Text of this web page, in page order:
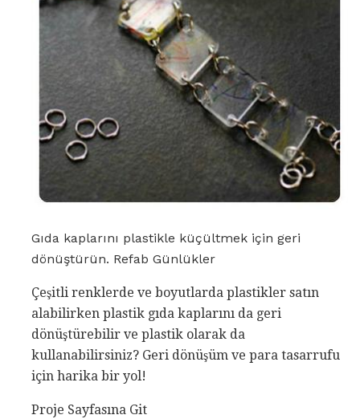
Gıda kaplarını plastikle küçültmek için geri
dönüştürün. Refab Günlükler
Çeşitli renklerde ve boyutlarda plastikler satın
alabilirken plastik gıda kaplarını da geri
dönüştürebilir ve plastik olarak da
kullanabilirsiniz? Geri dönüşüm ve para tasarrufu
için harika bir yol!
Proje Sayfasına Git